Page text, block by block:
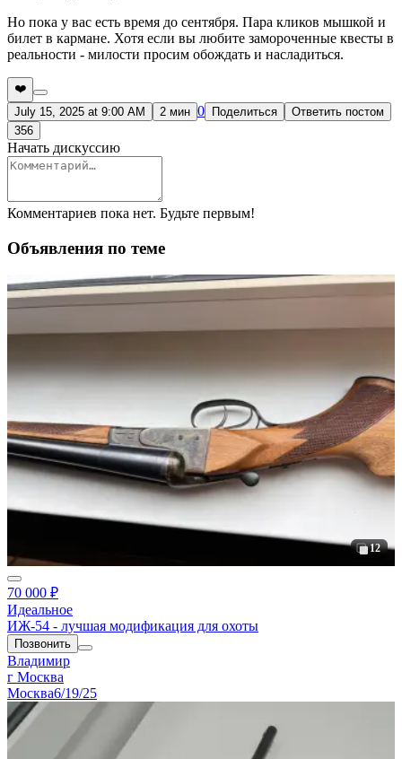
Но пока у вас есть время до сентября. Пара кликов мышкой и
билет в кармане. Хотя если вы любите замороченные квесты в
реальности - милости просим обождать и насладиться.
❤️
July 15, 2025 at 9:00 AM
2 мин 0 Поделиться
Ответить постом
356
Начать дискуссию
Комментариев пока нет. Будьте первым!
Объявления по теме
12
70 000 ₽
Идеальное
ИЖ-54 - лучшая модификация для охоты
Позвонить
Владимир
г Москва
Москва6/19/25